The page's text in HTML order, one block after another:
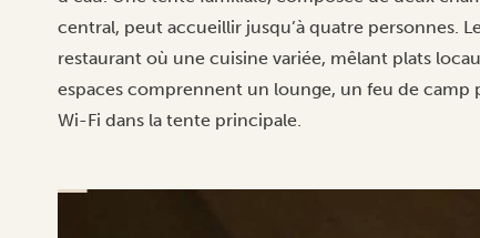
central, peut accueillir jusqu’à quatre personnes.
restaurant où une cuisine variée, mêlant plats
espaces comprennent un lounge, un feu de camp
Wi-Fi dans la tente principale.